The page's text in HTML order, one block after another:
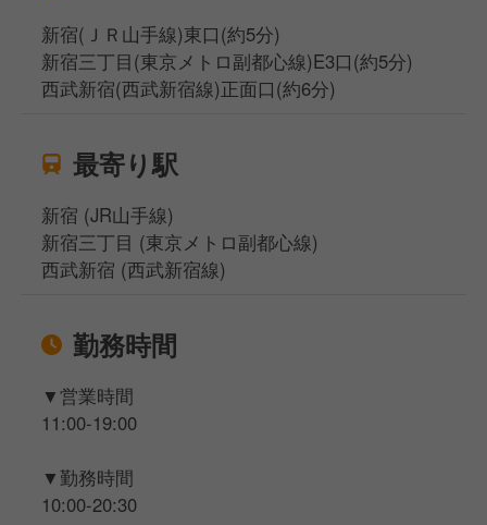
新宿(ＪＲ山手線)東口(約5分)
新宿三丁目(東京メトロ副都心線)E3口(約5分)
西武新宿(西武新宿線)正面口(約6分)
最寄り駅
新宿 (JR山手線)
新宿三丁目 (東京メトロ副都心線)
西武新宿 (西武新宿線)
勤務時間
▼営業時間
11:00-19:00
▼勤務時間
10:00-20:30